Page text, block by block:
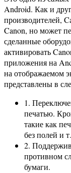
Android. Как и
производителей,
Canon, но может
сделанные
активировать
приложения на
на отображаемом
представлены в
1.
печатью.
такие как
без полей и
2.
противном
бумаги.